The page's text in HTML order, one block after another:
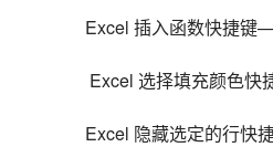
Excel 插入函数快捷键
Excel 选择填充颜色快
Excel 隐藏选定的行快